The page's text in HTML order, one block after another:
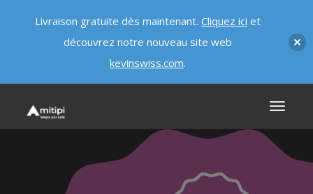
Livraison gratuite dès maintenant. Cliquez ici et
découvrez notre nouveau site web
kevinswiss.com.